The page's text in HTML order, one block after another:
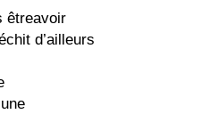
êtreavoir
d’ailleurs